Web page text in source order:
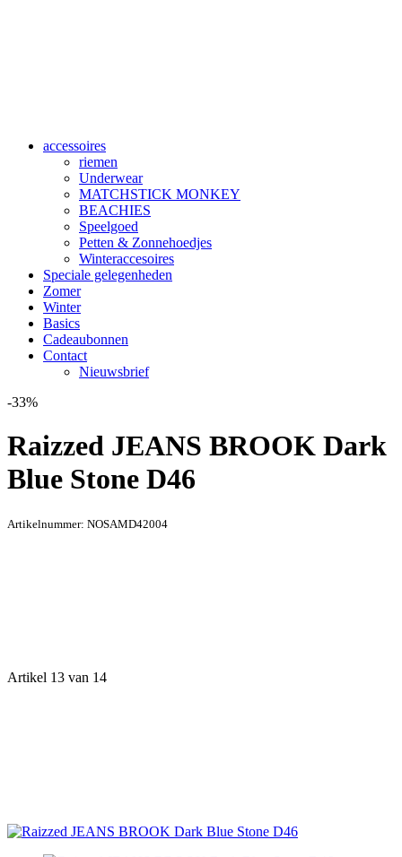
accessoires
riemen
Underwear
MATCHSTICK MONKEY
BEACHIES
Speelgoed
Petten & Zonnehoedjes
Winteraccesoires
Speciale gelegenheden
Zomer
Winter
Basics
Cadeaubonnen
Contact
Nieuwsbrief
-33%
Raizzed JEANS BROOK Dark
Blue Stone D46
Artikelnummer: NOSAMD42004
Artikel 13 van 14